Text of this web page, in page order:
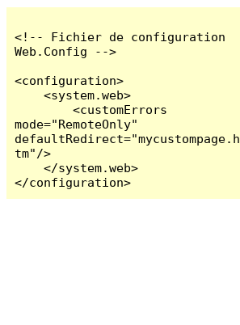
<!-- Fichier de configuration
Web.Config -->
<configuration>
    <system.web>
        <customErrors
mode="RemoteOnly"
defaultRedirect="mycustompage.h
tm"/>
    </system.web>
</configuration>